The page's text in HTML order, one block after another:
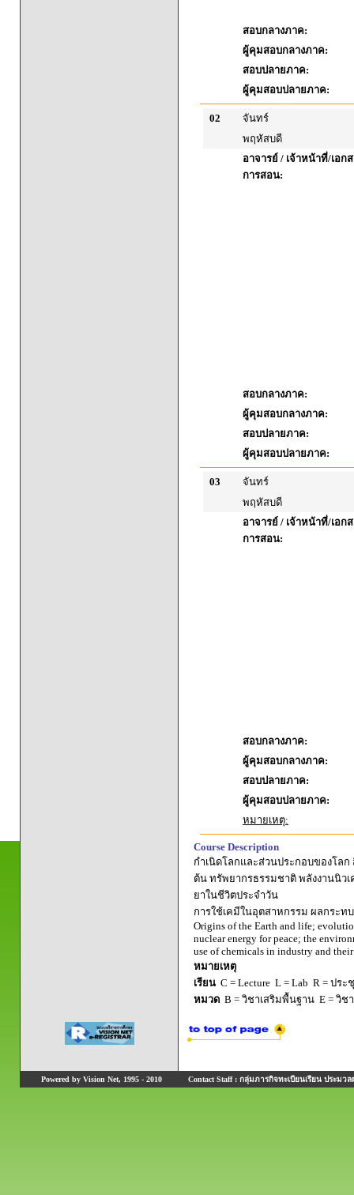
สอบกลางภาค:
ผู้คุมสอบกลางภาค:
สอบปลายภาค:
ผู้คุมสอบปลายภาค:
02
จันทร์
พฤหัสบดี
อาจารย์ / เจ้าหน้าที่/เอก
การสอน:
สอบกลางภาค:
ผู้คุมสอบกลางภาค:
สอบปลายภาค:
ผู้คุมสอบปลายภาค:
03
จันทร์
พฤหัสบดี
อาจารย์ / เจ้าหน้าที่/เอก
การสอน:
สอบกลางภาค:
ผู้คุมสอบกลางภาค:
สอบปลายภาค:
ผู้คุมสอบปลายภาค:
หมายเหตุ:
Course Description
กำเนิดโลกและส่วนประกอบของโล
ต้น ทรัพยากรธรรมชาติ พลังงานนิว
ยาในชีวิตประจำวัน
การใช้เคมีในอุตสาหกรรม ผลกระ
Origins of the Earth and life;
nuclear energy for peace; the
use of chemicals in industry and
หมายเหตุ
เรียน C = Lecture L = Lab R = ประ
หมวด B = วิชาเสริมพื้นฐาน E = วิช
Powered by Vision Net, 1995 - 2010 Contact Staff : กลุ่มภารกิจทะเบียนเรียน ประมวล